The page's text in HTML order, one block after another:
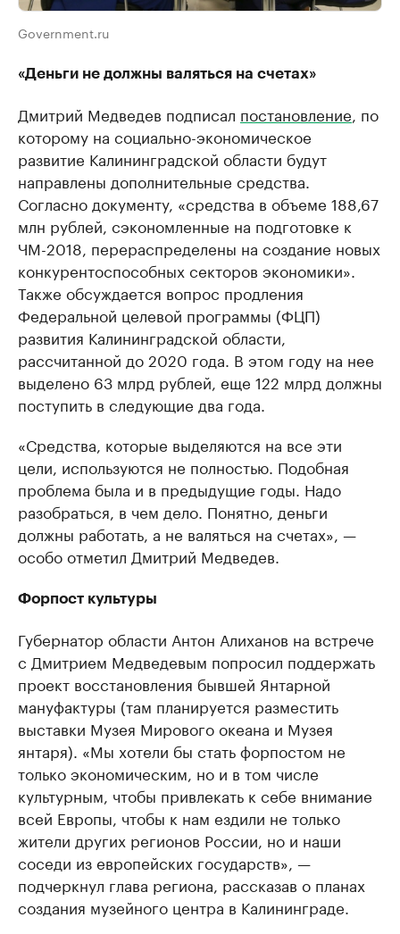
Government.ru
«Деньги не должны валяться на счетах»
Дмитрий Медведев подписал постановление, по
которому на социально-экономическое
развитие Калининградской области будут
направлены дополнительные средства.
Согласно документу, «средства в объеме 188,67
млн рублей, сэкономленные на подготовке к
ЧМ-2018, перераспределены на создание новых
конкурентоспособных секторов экономики».
Также обсуждается вопрос продления
Федеральной целевой программы (ФЦП)
развития Калининградской области,
рассчитанной до 2020 года. В этом году на нее
выделено 63 млрд рублей, еще 122 млрд должны
поступить в следующие два года.
«Средства, которые выделяются на все эти
цели, используются не полностью. Подобная
проблема была и в предыдущие годы. Надо
разобраться, в чем дело. Понятно, деньги
должны работать, а не валяться на счетах», —
особо отметил Дмитрий Медведев.
Форпост культуры
Губернатор области Антон Алиханов на встрече
с Дмитрием Медведевым попросил поддержать
проект восстановления бывшей Янтарной
мануфактуры (там планируется разместить
выставки Музея Мирового океана и Музея
янтаря). «Мы хотели бы стать форпостом не
только экономическим, но и в том числе
культурным, чтобы привлекать к себе внимание
всей Европы, чтобы к нам ездили не только
жители других регионов России, но и наши
соседи из европейских государств», —
подчеркнул глава региона, рассказав о планах
создания музейного центра в Калининграде.